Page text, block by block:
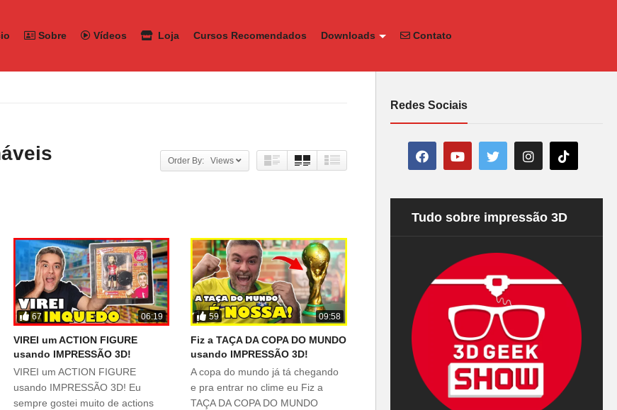
Sobre Vídeos Loja Cursos Recomendados Downloads Contato
Order By: Views
67 06:19
VIREI um ACTION FIGURE
usando IMPRESSÃO 3D!
VIREI um ACTION FIGURE
usando IMPRESSÃO 3D! Eu
sempre gostei muito de actions
59 09:58
Fiz a TAÇA DA COPA DO MUNDO
usando IMPRESSÃO 3D!
A copa do mundo já tá chegando
e pra entrar no clime eu Fiz a
TAÇA DA COPA DO MUNDO
Redes Sociais
Tudo sobre impressão 3D